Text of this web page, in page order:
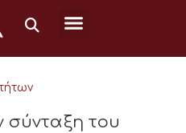
σύνταξη του